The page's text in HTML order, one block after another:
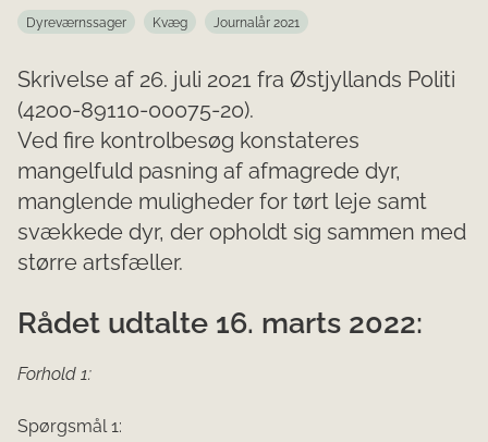
Dyreværnssager Kvæg Journalår 2021
Skrivelse af 26. juli 2021 fra Østjyllands Politi
(4200-89110-00075-20).
Ved fire kontrolbesøg konstateres
mangelfuld pasning af afmagrede dyr,
manglende muligheder for tørt leje samt
svækkede dyr, der opholdt sig sammen med
større artsfæller.
Rådet udtalte 16. marts 2022:
Forhold 1:
Spørgsmål 1: